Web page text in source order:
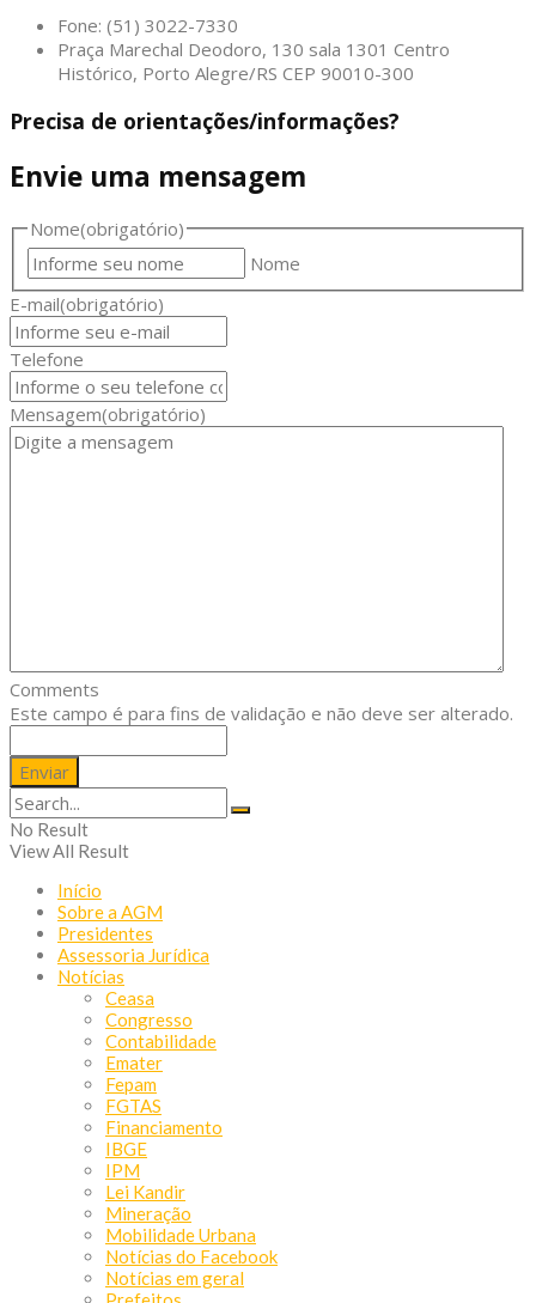
Fone: (51) 3022-7330
Praça Marechal Deodoro, 130 sala 1301 Centro
Histórico, Porto Alegre/RS CEP 90010-300
Precisa de orientações/informações?
Envie uma mensagem
Nome(obrigatório)
Nome
E-mail(obrigatório)
Telefone
Mensagem(obrigatório)
Comments
Este campo é para fins de validação e não deve ser alterado.
No Result
View All Result
Início
Sobre a AGM
Presidentes
Assessoria Jurídica
Notícias
Ceasa
Congresso
Contabilidade
Emater
Fepam
FGTAS
Financiamento
IBGE
IPM
Lei Kandir
Mineração
Mobilidade Urbana
Notícias do Facebook
Notícias em geral